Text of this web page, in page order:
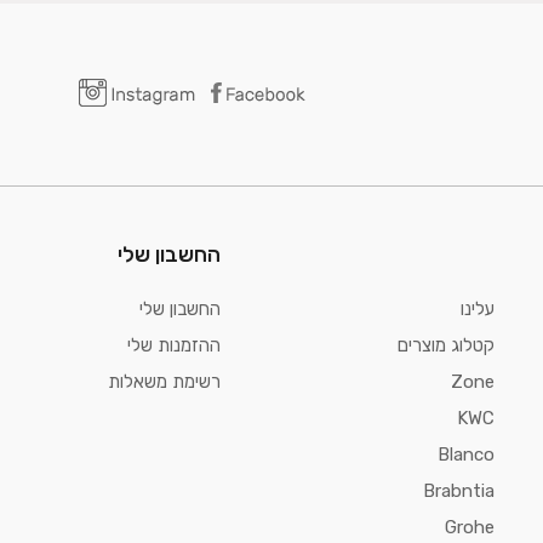
עלינו
קטלוג מוצרים
Zone
KWC
Blanco
Brabntia
Grohe
החשבון שלי
החשבון שלי
ההזמנות שלי
רשימת משאלות